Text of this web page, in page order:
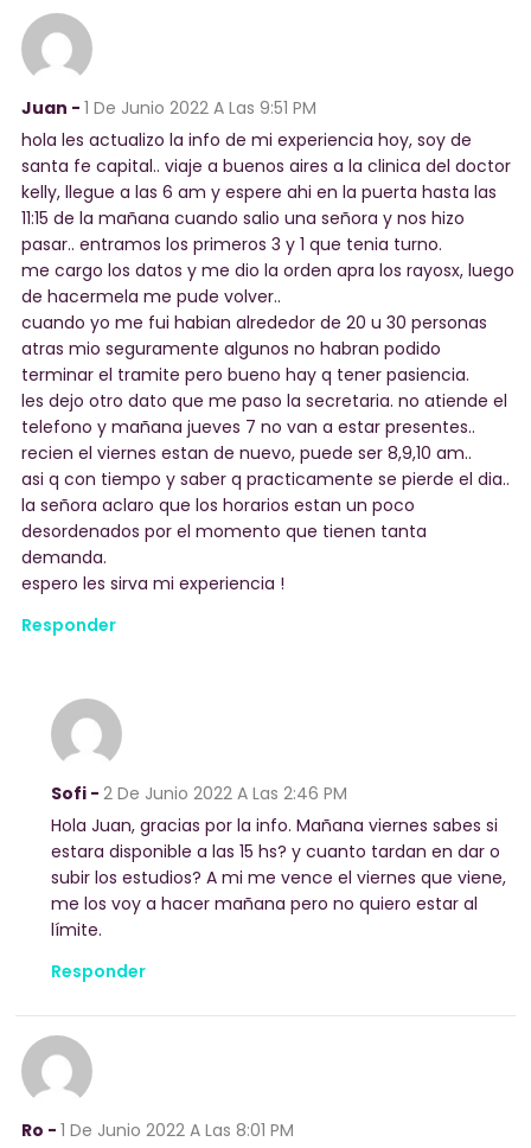
Juan - 1 De Junio 2022 A Las 9:51 PM
hola les actualizo la info de mi experiencia hoy, soy de
santa fe capital.. viaje a buenos aires a la clinica del doctor
kelly, llegue a las 6 am y espere ahi en la puerta hasta las
11:15 de la mañana cuando salio una señora y nos hizo
pasar.. entramos los primeros 3 y 1 que tenia turno.
me cargo los datos y me dio la orden apra los rayosx, luego
de hacermela me pude volver..
cuando yo me fui habian alrededor de 20 u 30 personas
atras mio seguramente algunos no habran podido
terminar el tramite pero bueno hay q tener pasiencia.
les dejo otro dato que me paso la secretaria. no atiende el
telefono y mañana jueves 7 no van a estar presentes..
recien el viernes estan de nuevo, puede ser 8,9,10 am..
asi q con tiempo y saber q practicamente se pierde el dia..
la señora aclaro que los horarios estan un poco
desordenados por el momento que tienen tanta
demanda.
espero les sirva mi experiencia !
Responder
Sofi - 2 De Junio 2022 A Las 2:46 PM
Hola Juan, gracias por la info. Mañana viernes sabes si
estara disponible a las 15 hs? y cuanto tardan en dar o
subir los estudios? A mi me vence el viernes que viene,
me los voy a hacer mañana pero no quiero estar al
límite.
Responder
Ro - 1 De Junio 2022 A Las 8:01 PM